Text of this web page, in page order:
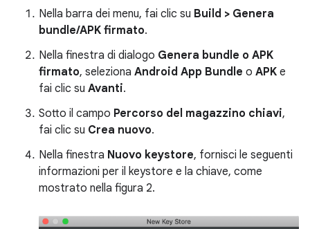
Nella barra dei menu, fai clic su Build > Genera
bundle/APK firmato.
Nella finestra di dialogo Genera bundle o APK
firmato, seleziona Android App Bundle o APK e
fai clic su Avanti.
Sotto il campo Percorso del magazzino chiavi,
fai clic su Crea nuovo.
Nella finestra Nuovo keystore, fornisci le seguenti
informazioni per il keystore e la chiave, come
mostrato nella figura 2.